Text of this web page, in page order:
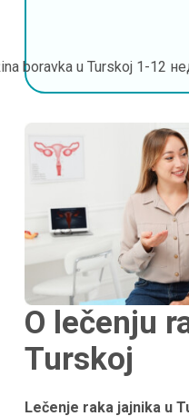
boravka u Turskoj 1-12
O lečenju
Turskoj
Lečenje raka jajnika u